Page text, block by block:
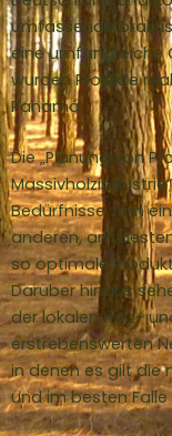
umfassende
eine umfangreiche
wurden Projekte
Panamá.
Die „Planung von
Bedürfnisse zum
anderen, am
so optimale
Darüber hinaus
der lokalen Holz-
erstrebenswerten
in denen es gilt die
und im besten